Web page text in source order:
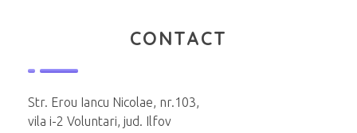
CONTACT
Str. Erou Iancu Nicolae, nr.103,
vila i-2 Voluntari, jud. Ilfov